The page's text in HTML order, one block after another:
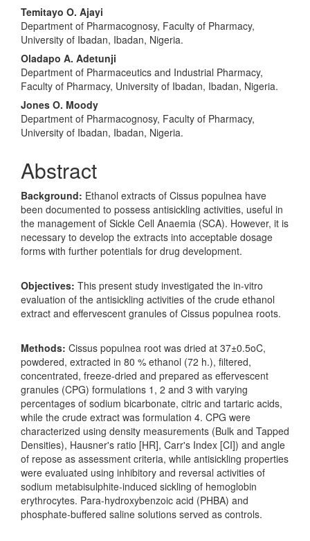
Main
Article
Content
Temitayo O. Ajayi
Department of Pharmacognosy, Faculty of Pharmacy,
University of Ibadan, Ibadan, Nigeria.
Oladapo A. Adetunji
Department of Pharmaceutics and Industrial Pharmacy,
Faculty of Pharmacy, University of Ibadan, Ibadan, Nigeria.
Jones O. Moody
Department of Pharmacognosy, Faculty of Pharmacy,
University of Ibadan, Ibadan, Nigeria.
Abstract
Background: Ethanol extracts of Cissus populnea have
been documented to possess antisickling activities, useful in
the management of Sickle Cell Anaemia (SCA). However, it is
necessary to develop the extracts into acceptable dosage
forms with further potentials for drug development.
Objectives: This present study investigated the in-vitro
evaluation of the antisickling activities of the crude ethanol
extract and effervescent granules of Cissus populnea roots.
Methods: Cissus populnea root was dried at 37±0.5oC,
powdered, extracted in 80 % ethanol (72 h.), filtered,
concentrated, freeze-dried and prepared as effervescent
granules (CPG) formulations 1, 2 and 3 with varying
percentages of sodium bicarbonate, citric and tartaric acids,
while the crude extract was formulation 4. CPG were
characterized using density measurements (Bulk and Tapped
Densities), Hausner's ratio [HR], Carr's Index [CI]) and angle
of repose as assessment criteria, while antisickling properties
were evaluated using inhibitory and reversal activities of
sodium metabisulphite-induced sickling of hemoglobin
erythrocytes. Para-hydroxybenzoic acid (PHBA) and
phosphate-buffered saline solutions served as controls.